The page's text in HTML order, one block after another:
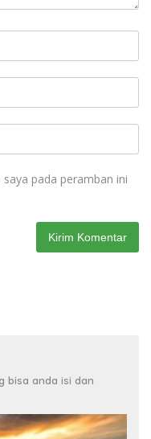
pada peramban ini
bisa anda isi dan